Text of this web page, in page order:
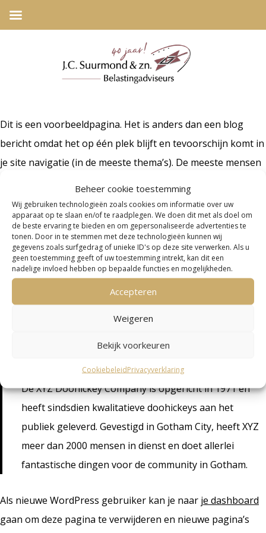
Beheer cookie toestemming
Wij gebruiken technologieën zoals cookies om informatie over uw
apparaat op te slaan en/of te raadplegen. We doen dit met als doel om
de beste ervaring te bieden en om gepersonaliseerde advertenties te
tonen. Door in te stemmen met deze technologieën kunnen wij
gegevens zoals surfgedrag of unieke ID's op deze site verwerken. Als u
geen toestemming geeft of uw toestemming intrekt, kan dit een
nadelige invloed hebben op bepaalde functies en mogelijkheden.
Accepteren
Weigeren
Bekijk voorkeuren
CookiebeleidPrivacyverklaring
Dit is een voorbeeldpagina. Het is anders dan een blog
bericht omdat het op één plek blijft en tevoorschijn komt in
je site navigatie (in de meeste thema’s). De meeste mensen
potentiële site bezoekers. Het zou iets als dit kunnen
zeggen:
Hoi daar! Ik ben een fietskoerier in het dagelijks leven
en een beginnende acteur in de avonduren, en dit is
mijn site. Ik leef in Los Angeles, heb een leuke hond
genaamd Jack en ik hou van piña coladas. (En
overvallen worden door de regen.)
De XYZ Doohickey Company is opgericht in 1971 en
heeft sindsdien kwalitatieve doohickeys aan het
publiek geleverd. Gevestigd in Gotham City, heeft XYZ
meer dan 2000 mensen in dienst en doet allerlei
fantastische dingen voor de community in Gotham.
Als nieuwe WordPress gebruiker kan je naar je dashboard
gaan om deze pagina te verwijderen en nieuwe pagina’s